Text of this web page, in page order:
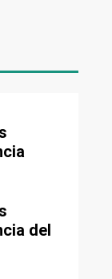
del